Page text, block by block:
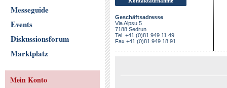
Messeguide
Events
Diskussionsforum
Marktplatz
Mein Konto
Geschäftsadresse
Via Alpsu 5
7188 Sedrun
Tel. +41 (0)81 949 11 49
Fax +41 (0)81 949 18 91